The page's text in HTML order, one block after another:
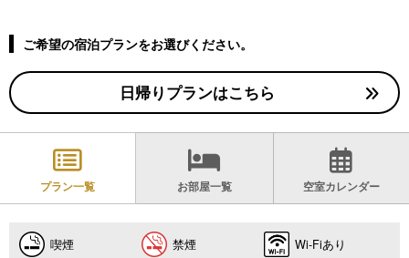
ご希望の宿泊プランをお選びください。
日帰りプランはこちら
プラン一覧 お部屋一覧 空室カレンダー
喫煙 禁煙 Wi-Fiあり